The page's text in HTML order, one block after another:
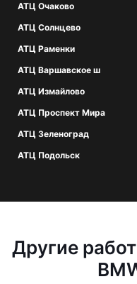
АТЦ Очаково
АТЦ Солнцево
АТЦ Раменки
АТЦ Варшавское ш
АТЦ Измайлово
АТЦ Проспект Мира
АТЦ Зеленоград
АТЦ Подольск
Другие